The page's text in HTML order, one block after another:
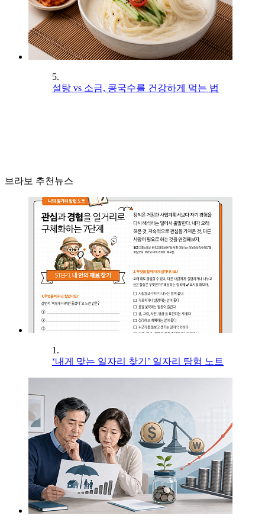
5.
설탕 vs 소금, 콩국수를 건강하게 먹는 법
브라보 추천뉴스
1.
‘내게 맞는 일자리 찾기’ 일자리 탐험 노트